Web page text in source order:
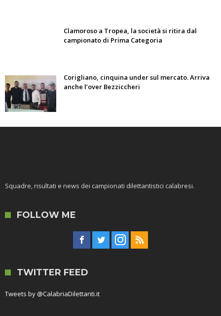
Clamoroso a Tropea, la società si ritira dal
campionato di Prima Categoria
Corigliano, cinquina under sul mercato. Arriva
anche l’over Bezziccheri
Squadre, risultati e news dei campionati dilettantistici calabresi.
FOLLOW ME
TWITTER FEED
Tweets by @CalabriaDilettanti.it